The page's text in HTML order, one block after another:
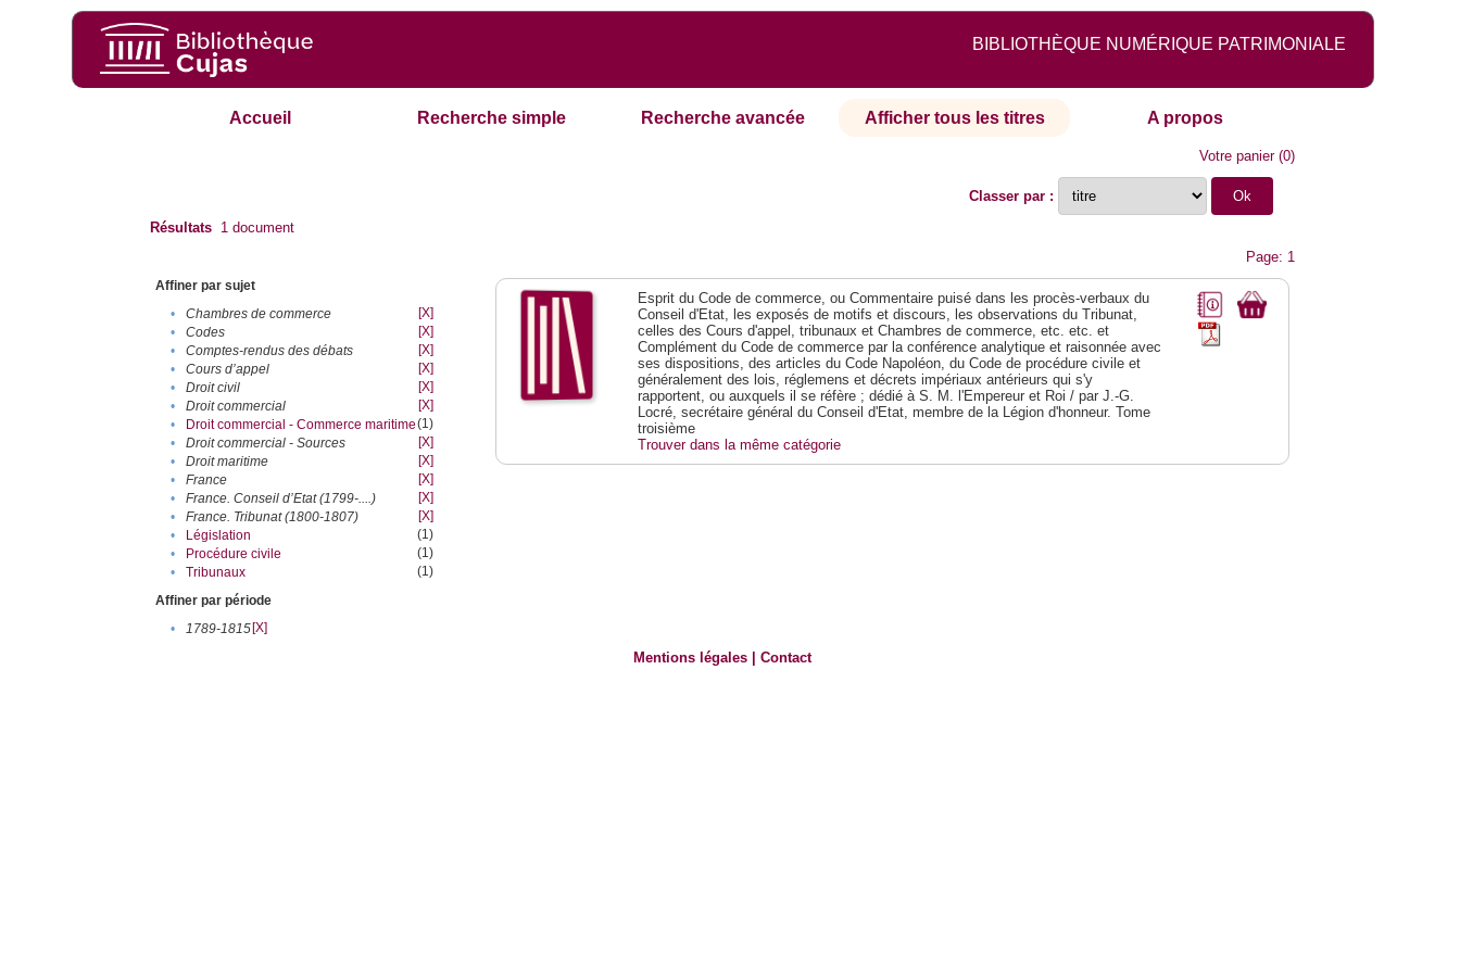
BIBLIOTHÈQUE NUMÉRIQUE PATRIMONIALE
Accueil Recherche simple Recherche avancée Afficher tous les titres A propos
Votre panier(0)
Classer par :
Résultats 1 document
Page: 1
Affiner par sujet
•
Chambres de commerce
[X]
•
Codes
[X]
•
Comptes-rendus des débats
[X]
•
Cours d’appel
[X]
•
Droit civil
[X]
•
Droit commercial
[X]
•
Droit commercial - Commerce maritime(1)
•
Droit commercial - Sources
[X]
•
Droit maritime
[X]
•
France
[X]
•
France. Conseil d’Etat (1799-....)
[X]
•
France. Tribunat (1800-1807)
[X]
•
Législation
(1)
•
Procédure civile
(1)
•
Tribunaux
(1)
Affiner par période
•
1789-1815[X]
Esprit du Code de commerce, ou Commentaire puisé dans les procès-verbaux du
Conseil d'Etat, les exposés de motifs et discours, les observations du Tribunat,
celles des Cours d'appel, tribunaux et Chambres de commerce, etc. etc. et
Complément du Code de commerce par la conférence analytique et raisonnée avec
ses dispositions, des articles du Code Napoléon, du Code de procédure civile et
généralement des lois, réglemens et décrets impériaux antérieurs qui s'y
rapportent, ou auxquels il se réfère ; dédié à S. M. l'Empereur et Roi / par J.-G.
Locré, secrétaire général du Conseil d'Etat, membre de la Légion d'honneur. Tome
troisième
Trouver dans la même catégorie
Mentions légales |Contact